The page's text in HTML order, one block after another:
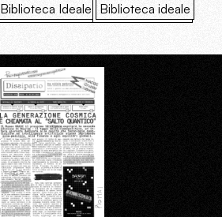
Biblioteca Ideale Biblioteca ideale